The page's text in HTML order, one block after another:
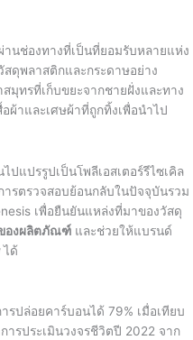
นช่องทางที่เป็นที่ยอมรับหลายแห่ง
สดุพลาสติกและกระดาษอย่าง
มุทรที่เก็บขยะจากชายฝั่งและทาง
ผ้าและเศษผ้าที่ถูกทิ้งเพื่อนำไป
แปรรูปเป็นโพลีเอสเตอร์รีไซเคิล
ตรวจสอบย้อนกลับในปัจจุบันรวม
เพื่อยืนยันแหล่งที่มาของวัสดุ
องผลิตภัณฑ์ และช่วยให้แบรนด์
ได้
ปล่อยคาร์บอนได้ 79% เมื่อเทียบ
ารประเมินวงจรชีวิตปี 2022 จาก